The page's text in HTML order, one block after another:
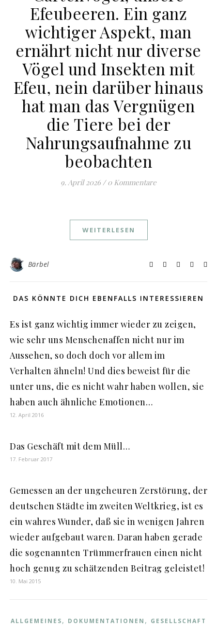
Efeubeeren. Ein ganz
wichtiger Aspekt, man
ernährt nicht nur diverse
Vögel und Insekten mit
Efeu, nein darüber hinaus
hat man das Vergnügen
die Tiere bei der
Nahrungsaufnahme zu
beobachten
9. April 2026 / 0 Kommentare
WEITERLESEN
Bärbel
DAS KÖNNTE DICH EBENFALLS INTERESSIEREN
Es ist ganz wichtig immer wieder zu zeigen,
wie sehr uns Menschenaffen nicht nur im
Aussehen, so doch doch vor allem im
Verhalten ähneln! Und dies beweist für die
unter uns, die es nicht wahr haben wollen, sie
haben auch ähnliche Emotionen…
12. April 2016
Das Geschäft mit dem Müll…
17. Februar 2017
Gemessen an der ungeheuren Zerstörung, der
deutschen Städte im zweiten Weltkrieg, ist es
ein wahres Wunder, daß sie in wenigen Jahren
wieder aufgebaut waren. Daran haben gerade
die sogenannten Trümmerfrauen einen nicht
hoch genug zu schätzenden Beitrag geleistet!
10. Mai 2015
ALLGEMEINES, DOKUMENTATIONEN , GESELLSCHAFT